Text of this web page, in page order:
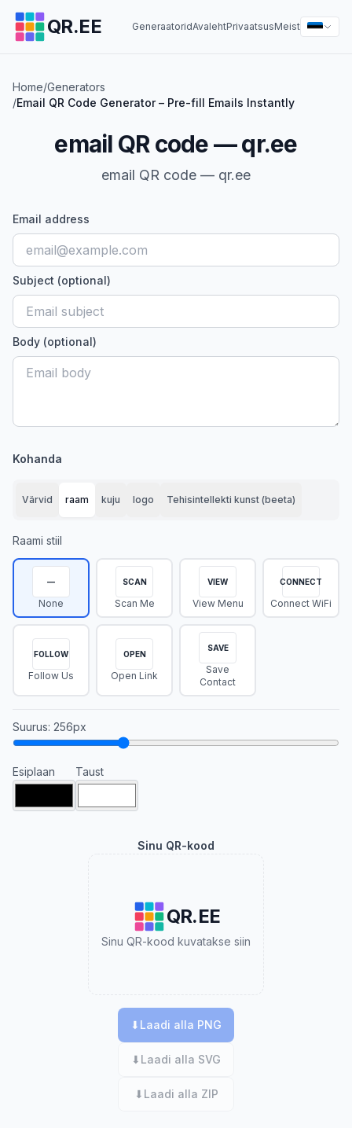
QR.EE GeneraatoridAvalehtPrivaatsusMeist
Home/Generators
/Email QR Code Generator – Pre-fill Emails Instantly
email QR code — qr.ee
email QR code — qr.ee
Email address
Subject (optional)
Body (optional)
Kohanda
Värvid raam kuju logo Tehisintellekti kunst (beeta)
Raami stiil
—
None
SCAN
Scan Me
VIEW
View Menu
CONNECT
Connect WiFi
FOLLOW
Follow Us
OPEN
Open Link
SAVE
Save
Contact
Suurus: 256px
Esiplaan Taust
Sinu QR-kood
QR.EE
Sinu QR-kood kuvatakse siin
⬇ Laadi alla PNG
⬇ Laadi alla SVG
⬇ Laadi alla ZIP